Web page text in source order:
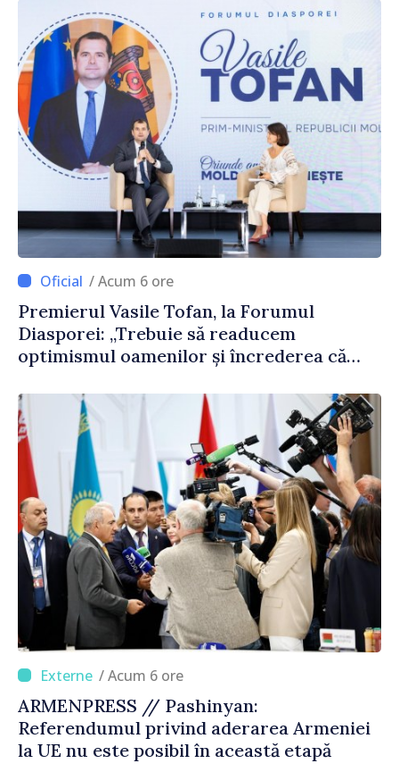
/ Acum 6 ore
Premierul Vasile Tofan, la Forumul
Diasporei: „Trebuie să readucem
optimismul oamenilor și încrederea că
corectă”
/ Acum 6 ore
ARMENPRESS // Pashinyan:
Referendumul privind aderarea Armeniei
la UE nu este posibil în această etapă